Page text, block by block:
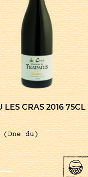
LES CRAS 2016 75CL
(Dne du)